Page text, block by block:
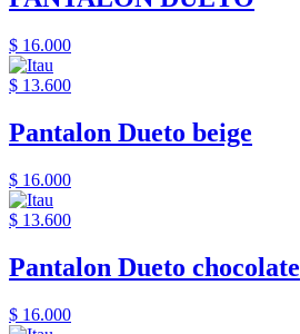
$ 16.000
$ 13.600
Pantalon Dueto beige
$ 16.000
$ 13.600
Pantalon Dueto chocolate
$ 16.000